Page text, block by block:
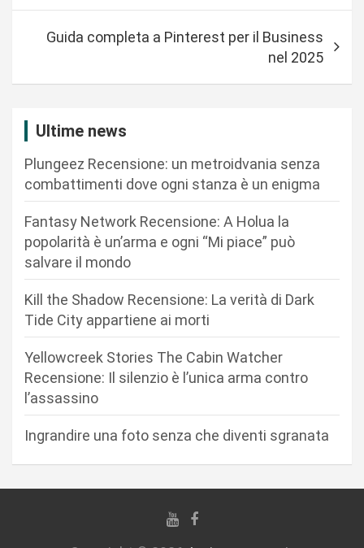
a
Guida completa a Pinterest per il Business
nel 2025
Ultime news
Plungeez Recensione: un metroidvania senza
combattimenti dove ogni stanza è un enigma
Fantasy Network Recensione: A Holua la
popolarità è un’arma e ogni “Mi piace” può
salvare il mondo
Kill the Shadow Recensione: La verità di Dark
Tide City appartiene ai morti
Yellowcreek Stories The Cabin Watcher
Recensione: Il silenzio è l’unica arma contro
l’assassino
Ingrandire una foto senza che diventi sgranata